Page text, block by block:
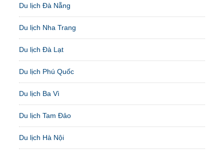
Du lịch Đà Nẵng
Du lịch Nha Trang
Du lịch Đà Lạt
Du lịch Phú Quốc
Du lịch Ba Vì
Du lịch Tam Đảo
Du lịch Hà Nội